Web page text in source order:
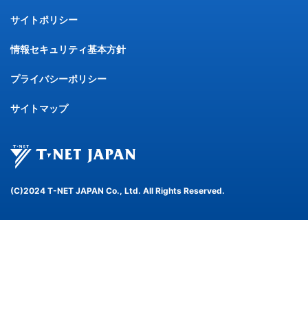
サイトポリシー
情報セキュリティ基本方針
プライバシーポリシー
サイトマップ
(C)2024 T-NET JAPAN Co., Ltd. All Rights Reserved.